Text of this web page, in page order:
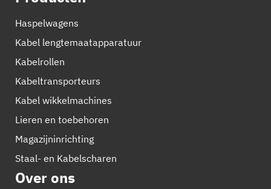
Haspelwagens
Kabel lengtemaatapparatuur
Kabelrollen
Kabeltransporteurs
Kabel wikkelmachines
Lieren en toebehoren
Magazijninrichting
Staal- en Kabelscharen
Over ons